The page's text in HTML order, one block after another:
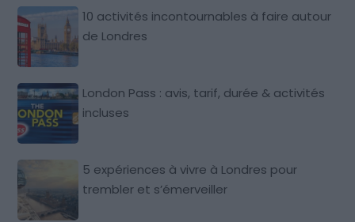
10 activités incontournables à faire autour
de Londres
London Pass : avis, tarif, durée & activités
incluses
5 expériences à vivre à Londres pour
trembler et s’émerveiller